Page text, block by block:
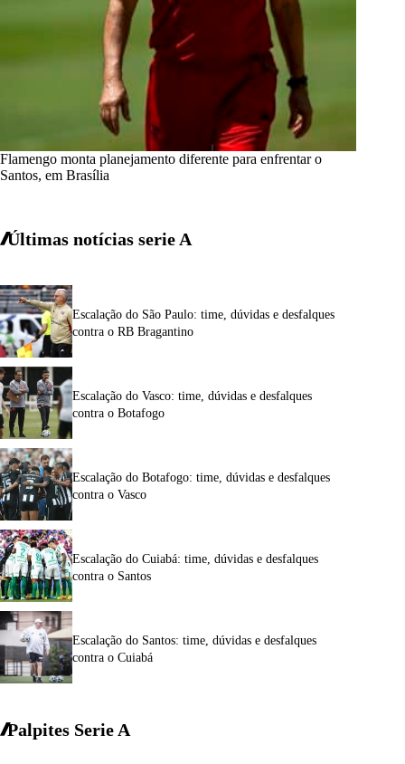
Flamengo monta planejamento diferente para enfrentar o
Santos, em Brasília
Últimas notícias serie A
Escalação do São Paulo: time, dúvidas e desfalques
contra o RB Bragantino
Escalação do Vasco: time, dúvidas e desfalques
contra o Botafogo
Escalação do Botafogo: time, dúvidas e desfalques
contra o Vasco
Escalação do Cuiabá: time, dúvidas e desfalques
contra o Santos
Escalação do Santos: time, dúvidas e desfalques
contra o Cuiabá
Palpites Serie A